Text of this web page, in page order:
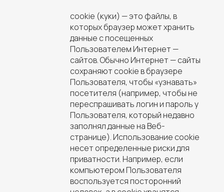
cookie (куки) — это файлы, в
которых браузер может хранить
данные с посещенных
Пользователем Интернет —
сайтов. Обычно Интернет — сайты
сохраняют cookie в браузере
Пользователя, чтобы «узнавать»
посетителя (например, чтобы не
переспрашивать логин и пароль у
Пользователя, который недавно
заполнял данные на Веб-
странице). Использование cookie
несет определенные риски для
приватности. Например, если
компьютером Пользователя
воспользуется посторонний